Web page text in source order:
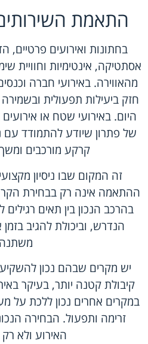
התאמת
בחתונות ואירועים פרטיים,
אסתטיקה, אינטימיות וחוויית
מהאווירה. באירועי חברה
חזק ביעילות תפעולית
היום. באירועי שטח או
של פתרון שיודע להתמודד
קרקע מורכבים
זה המקום שבו ניסיון
ההתאמה אינה רק בבחירת
בהרכב הנכון בין תאים
הנדרש, וביכולת להגיב
יש מקרים שבהם נכון
קיבולת קטנה יותר, בעיקר
במקרים אחרים נכון ללכת על
זרימה ותפעול. הבחירה
האירוע ולא